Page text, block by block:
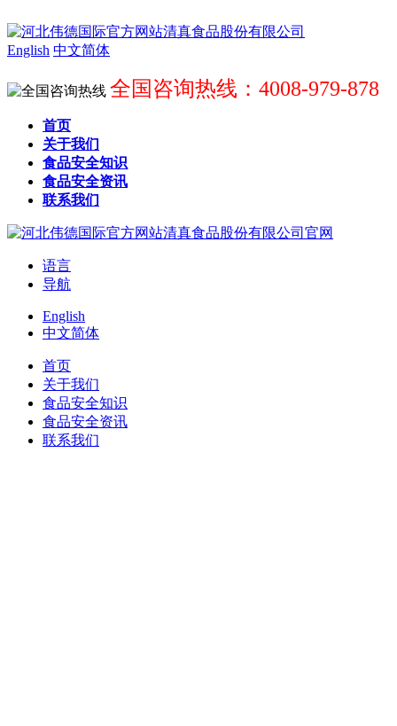
English 中文简体
全国咨询热线：4008-979-878
首页
关于我们
食品安全知识
食品安全资讯
联系我们
语言
导航
English
中文简体
首页
关于我们
食品安全知识
食品安全资讯
联系我们